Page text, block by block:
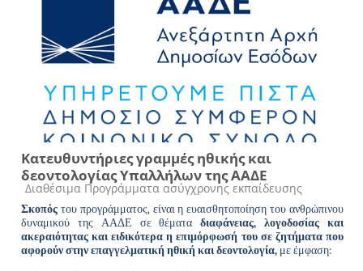
Κατευθυντήριες γραμμές ηθικής και
δεοντολογίας Υπαλλήλων της ΑΑΔΕ
Κατηγορία μαθήματος
Διαθέσιμα Προγράμματα ασύγχρονης εκπαίδευσης
Σκοπός του προγράμματος, είναι η ευαισθητοποίηση του ανθρώπινου
δυναμικού της ΑΑΔΕ σε θέματα διαφάνειας, λογοδοσίας και
ακεραιότητας και ειδικότερα η επιμόρφωσή του σε ζητήματα που
αφορούν στην επαγγελματική ηθική και δεοντολογία, με έμφαση: